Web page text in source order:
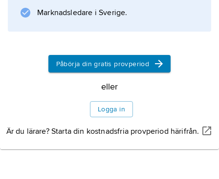
och USA 1918 (ANSI). Det organiserade
områden bildades 1926 International Standard
Association,
Information om artikeln
Marknadsledare i Sverige.
Påbörja din gratis provperiod
eller
Logga in
Är du lärare? Starta din kostnadsfria provperiod härifrån.